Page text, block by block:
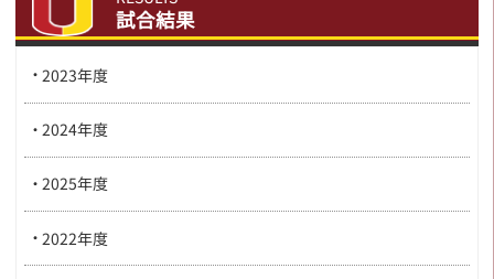
試合結果
2023年度
2024年度
2025年度
2022年度